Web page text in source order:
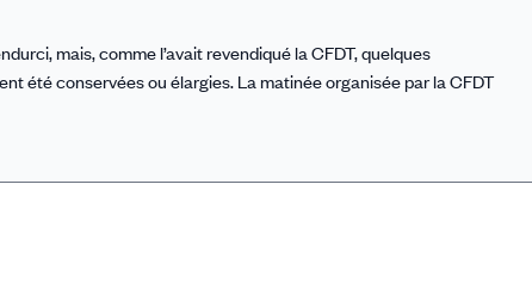
mais, comme l’avait revendiqué la CFDT, quelques
été conservées ou élargies. La matinée organisée par la CFDT